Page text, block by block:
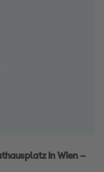
in Wien –